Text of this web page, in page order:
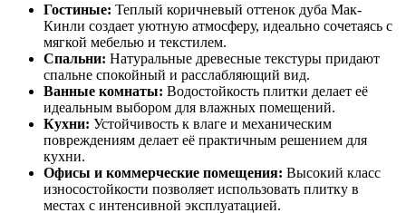
Гостиные: Теплый коричневый оттенок дуба Мак-
Кинли создает уютную атмосферу, идеально сочетаясь с
мягкой мебелью и текстилем.
Спальни: Натуральные древесные текстуры придают
спальне спокойный и расслабляющий вид.
Ванные комнаты: Водостойкость плитки делает её
идеальным выбором для влажных помещений.
Кухни: Устойчивость к влаге и механическим
повреждениям делает её практичным решением для
кухни.
Офисы и коммерческие помещения: Высокий класс
износостойкости позволяет использовать плитку в
местах с интенсивной эксплуатацией.